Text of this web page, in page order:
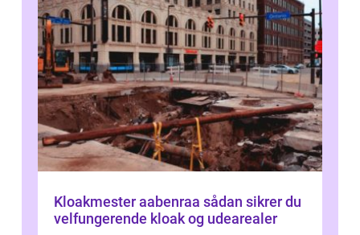
Kloakmester aabenraa sådan sikrer du
velfungerende kloak og udearealer